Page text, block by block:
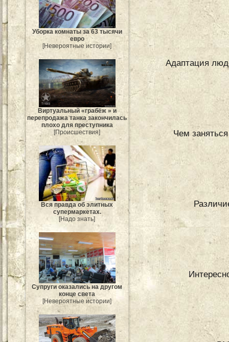
Уборка комнаты за 63 тысячи
евро
[Невероятные истории]
Виртуальный «грабёж » и
перепродажа танка закончилась
плохо для преступника
[Происшествия]
Вся правда об элитных
супермаркетах.
[Надо знать]
Супруги оказались на другом
конце света
[Невероятные истории]
Адаптация
Чем